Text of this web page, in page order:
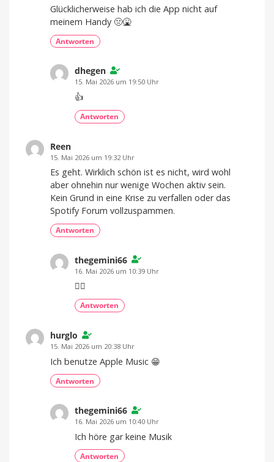
Glücklicherweise hab ich die App nicht auf
meinem Handy 🤢🤮
Antworten
dhegen
15. Mai 2026 um 19:50 Uhr
👍
Antworten
Reen
15. Mai 2026 um 19:32 Uhr
Es geht. Wirklich schön ist es nicht, wird wohl
aber ohnehin nur wenige Wochen aktiv sein.
Kein Grund in eine Krise zu verfallen oder das
Spotify Forum vollzuspammen.
Antworten
thegemini66
16. Mai 2026 um 10:39 Uhr
👍🏻
Antworten
hurglo
15. Mai 2026 um 20:38 Uhr
Ich benutze Apple Music 😁
Antworten
thegemini66
16. Mai 2026 um 10:40 Uhr
Ich höre gar keine Musik
Antworten